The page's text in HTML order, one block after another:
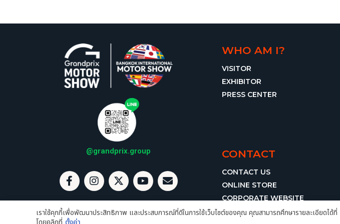
@grandprix.group
F
a
c
e
b
I
n
s
t
a
X
-
t
w
i
Y
o
u
t
u
E
n
v
e
l
WHO AM I?
VISITOR
EXHIBITOR
PRESS CENTER
CONTACT
CONTACT US
ONLINE STORE
CORPORATE WEBSITE
เราใช้คุกกี้เพื่อพัฒนาประสิทธิภาพ และประสบการณ์ที่ดีในการใช้เว็บไซต์ของคุณ คุณสามารถศึกษารายละเอียดได้ที่